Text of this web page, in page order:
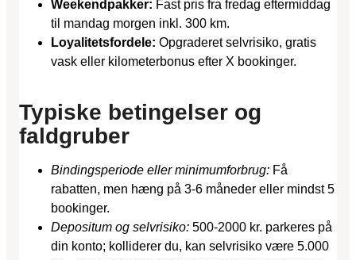
Weekendpakker: Fast pris fra fredag eftermiddag
til mandag morgen inkl. 300 km.
Loyalitetsfordele: Opgraderet selvrisiko, gratis
vask eller kilometerbonus efter X bookinger.
Typiske betingelser og
faldgruber
Bindingsperiode eller minimumforbrug: Få
rabatten, men hæng på 3-6 måneder eller mindst 5
bookinger.
Depositum og selvrisiko: 500-2000 kr. parkeres på
din konto; kolliderer du, kan selvrisiko være 5.000